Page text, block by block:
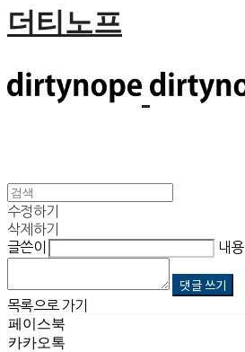
더티노프
수정하기
삭제하기
글쓴이
내용
댓글 쓰기
목록으로 가기
페이스북
카카오톡